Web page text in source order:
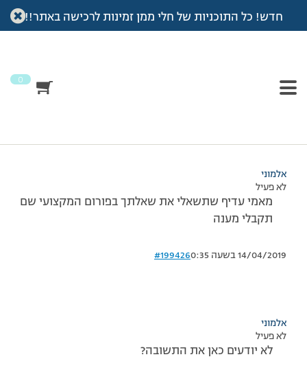
חדש! כל התוכניות של חלי ממן זמינות לרכישה באתר!!
0
עמוד הבית >דיונים>פורום >תמר
מוצגות 3 תגובות – 1 עד 3 (מתוך 3 סה״כ)
אלמוני
לא פעיל
מאמי עדיף שתשאלי את שאלתך בפורום המקצועי שם
תקבלי מענה
14/04/2019 בשעה 0:35 #199426
אלמוני
לא פעיל
לא יודעים כאן את התשובה?